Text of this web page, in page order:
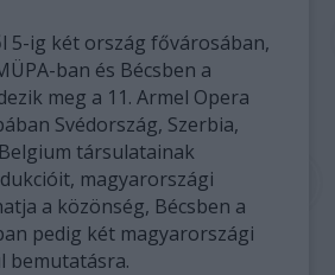
5-ig két ország fővárosában,
ban és Bécsben a
meg a 11. Armel Opera
Svédország, Szerbia,
társulatainak
magyarországi
a közönség, Bécsben a
pedig két magyarországi
bemutatásra.